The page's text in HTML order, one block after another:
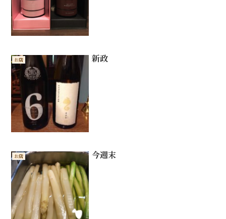
お店 新政
お店 今週末